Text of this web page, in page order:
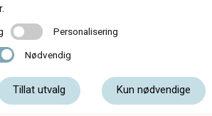
landet
PersonaliseringPersonalisering
Nødvendig
Tillat utvalg Kun nødvendige